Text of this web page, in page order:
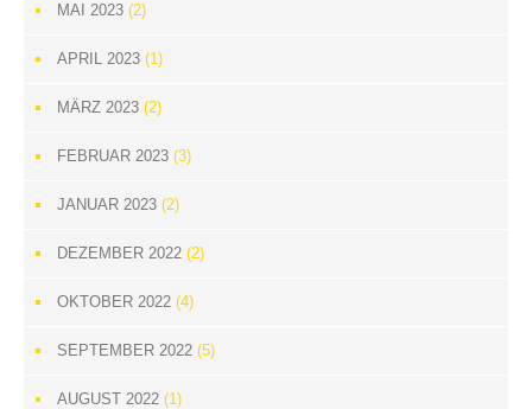
MAI 2023 (2)
APRIL 2023 (1)
MÄRZ 2023 (2)
FEBRUAR 2023 (3)
JANUAR 2023 (2)
DEZEMBER 2022 (2)
OKTOBER 2022 (4)
SEPTEMBER 2022 (5)
AUGUST 2022 (1)